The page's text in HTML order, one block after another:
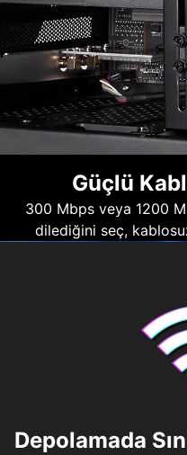
Güçlü
300 Mbps veya 1200
dilediğini seç,
Depolamada